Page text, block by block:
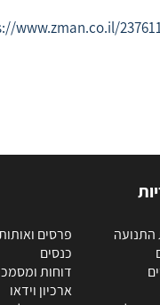
www.zman.co.il/
התנועה
פרסים
כנסים
דוחות
ארכיון וידאו